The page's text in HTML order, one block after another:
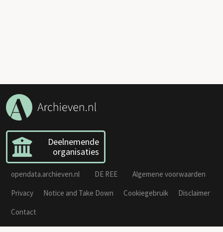
Deelnemende
organisaties
opendata.archieven.nl DE REE
Algemene voorwaarden
Privacy
Notice and Take Down Cookiegebruik
Disclaimer
Contact